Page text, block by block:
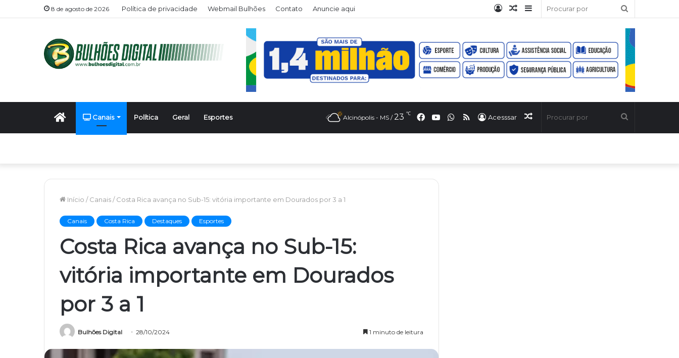
8 de agosto de 2026 Política de privacidade Webmail Bulhões Contato Anuncie aqui
por
Barra
Artigo
Entrar
Início Canais Política Geral Esportes Artigo
Acesssar
RSS
WhatsApp
YouTube
Facebook
Alcinópolis - MS / 23 ℃
Início / Canais/ Costa Rica avança no Sub-15: vitória importante em Dourados por 3 a 1
Canais Costa Rica Destaques Esportes
Costa Rica avança no Sub-15:
vitória importante em Dourados
por 3 a 1
Bulhões Digital 28/10/2024 1 minuto de leitura